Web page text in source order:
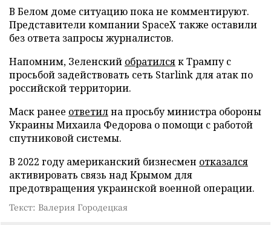
В Белом доме ситуацию пока не комментируют.
Представители компании SpaceX также оставили
без ответа запросы журналистов.
Напомним, Зеленский обратилсяк Трампу с
просьбой задействовать сеть Starlink для атак по
российской территории.
Маск ранее ответилна просьбу министра обороны
Украины Михаила Федорова о помощи с работой
спутниковой системы.
В 2022 году американский бизнесмен отказался
активировать связь над Крымом для
предотвращения украинской военной операции.
Текст: Валерия Городецкая